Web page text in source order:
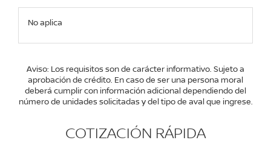
No aplica
Aviso: Los requisitos son de carácter informativo. Sujeto a
aprobación de crédito. En caso de ser una persona moral
deberá cumplir con información adicional dependiendo del
número de unidades solicitadas y del tipo de aval que ingrese.
COTIZACIÓN RÁPIDA